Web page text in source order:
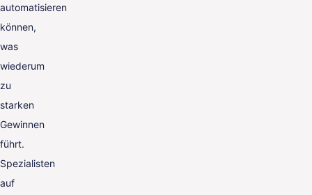
automatisieren
können,
was
wiederum
zu
starken
Gewinnen
führt.
Spezialisten
auf